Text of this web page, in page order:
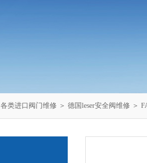
各类进口阀门维修 ＞ 德国leser安全阀维修 ＞